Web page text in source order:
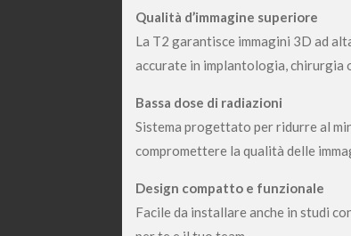
Qualità d’immagine superiore
La T2 garantisce immagini 3D ad
accurate in implantologia, chirurgia
Bassa dose di radiazioni
Sistema progettato per ridurre al
compromettere la qualità delle
Design compatto e funzionale
Facile da installare anche in studi